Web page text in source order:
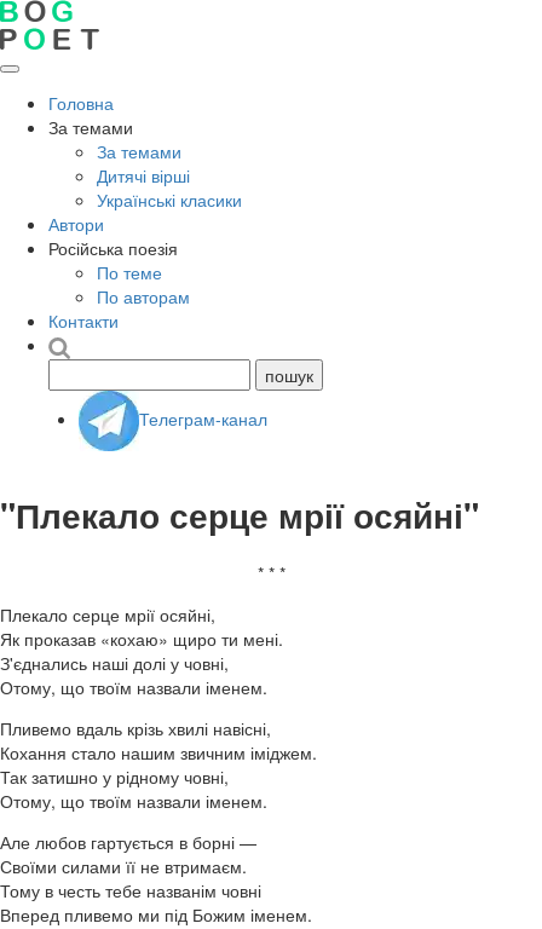
Головна
За темами
За темами
Дитячі вірші
Українські класики
Автори
Російська поезія
По теме
По авторам
Контакти
Телеграм-канал
"Плекало серце мрії осяйні"
* * *
Плекало серце мрії осяйні,
Як проказав «кохаю» щиро ти мені.
З'єднались наші долі у човні,
Отому, що твоїм назвали іменем.
Пливемо вдаль крізь хвилі навісні,
Кохання стало нашим звичним іміджем.
Так затишно у рідному човні,
Отому, що твоїм назвали іменем.
Але любов гартується в борні —
Своїми силами її не втримаєм.
Тому в честь тебе названім човні
Вперед пливемо ми під Божим іменем.